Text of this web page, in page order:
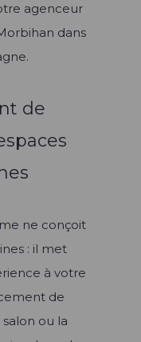
agenceur
dans
de
ne conçoit
: il met
à votre
de
ou la